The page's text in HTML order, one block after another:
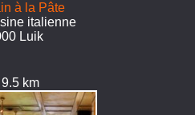
à la Pâte
italienne
Luik
km